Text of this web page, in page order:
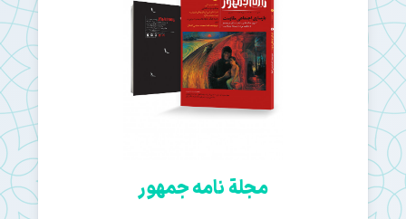
مجلة نامه جمهور